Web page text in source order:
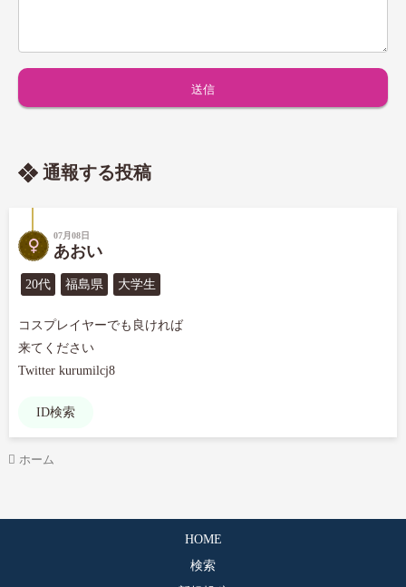
通報する投稿
07月08日
あおい
20代 福島県 大学生
コスプレイヤーでも良ければ
来てください
Twitter kurumilcj8
ID検索
ホーム
HOME
検索